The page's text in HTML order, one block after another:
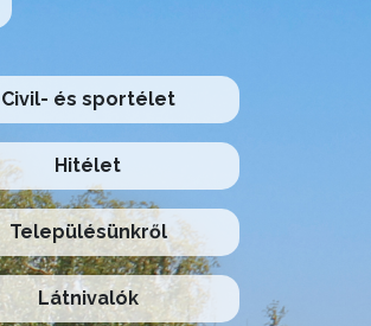
Civil- és sportélet
Hitélet
Településünkről
Látnivalók